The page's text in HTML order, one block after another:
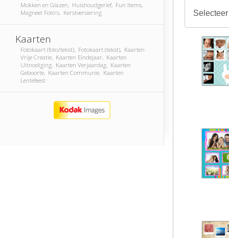
Mokken en Glazen, Huishoudgerief, Fun Items,
Magneet Foto's, Kerstversiering
Kaarten
Fotokaart (foto/tekst), Fotokaart (tekst), Kaarten
Vrije Creatie, Kaarten Eindejaar, Kaarten
Uitnodiging, Kaarten Verjaardag, Kaarten
Geboorte, Kaarten Communie, Kaarten
Lentefeest